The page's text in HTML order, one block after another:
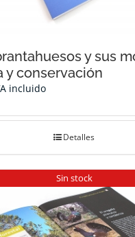
y sus
y conservación
incluido
Detalles
Sin stock